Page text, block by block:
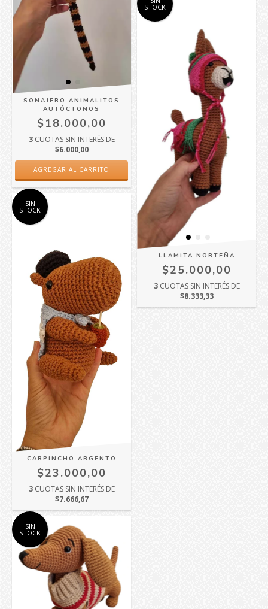
SONAJERO ANIMALITOS
AUTÓCTONOS
$18.000,00
3 CUOTAS SIN INTERÉS DE
$6.000,00
AGREGAR AL CARRITO
SIN
STOCK
CARPINCHO ARGENTO
$23.000,00
3 CUOTAS SIN INTERÉS DE
$7.666,67
STOCK
LLAMITA NORTEÑA
$25.000,00
3 CUOTAS SIN INTERÉS DE
$8.333,33
SIN
STOCK